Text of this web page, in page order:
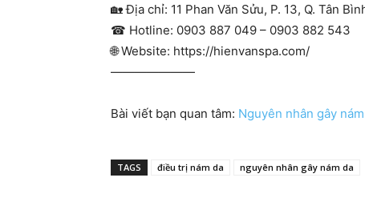
🏡Địa chỉ: 11 Phan Văn Sửu, P. 13, Q. Tân
☎ Hotline: 0903 887 049 – 0903 882 543
🌐Website: https://hienvanspa.com/
———————
Bài viết bạn quan tâm: Nguyên nhân gây
TAGS điều trị nám da nguyên nhân gây nám da